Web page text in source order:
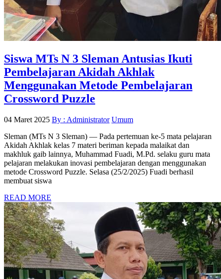
Siswa MTs N 3 Sleman Antusias Ikuti
Pembelajaran Akidah Akhlak
Menggunakan Metode Pembelajaran
Crossword Puzzle
04 Maret 2025 By : Administrator Umum
Sleman (MTs N 3 Sleman) — Pada pertemuan ke-5 mata pelajaran
Akidah Akhlak kelas 7 materi beriman kepada malaikat dan
makhluk gaib lainnya, Muhammad Fuadi, M.Pd. selaku guru mata
pelajaran melakukan inovasi pembelajaran dengan menggunakan
metode Crossword Puzzle. Selasa (25/2/2025) Fuadi berhasil
membuat siswa
READ MORE